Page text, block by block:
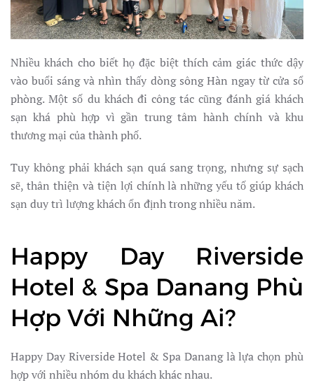
Nhiều khách cho biết họ đặc biệt thích cảm giác thức dậy
vào buổi sáng và nhìn thấy dòng sông Hàn ngay từ cửa sổ
phòng. Một số du khách đi công tác cũng đánh giá khách
sạn khá phù hợp vì gần trung tâm hành chính và khu
thương mại của thành phố.
Tuy không phải khách sạn quá sang trọng, nhưng sự sạch
sẽ, thân thiện và tiện lợi chính là những yếu tố giúp khách
sạn duy trì lượng khách ổn định trong nhiều năm.
Happy Day Riverside
Hotel & Spa Danang Phù
Hợp Với Những Ai?
Happy Day Riverside Hotel & Spa Danang là lựa chọn phù
hợp với nhiều nhóm du khách khác nhau.